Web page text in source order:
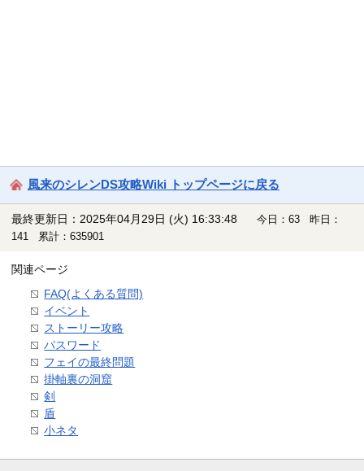
風来のシレンDS攻略Wiki トップページに戻る
最終更新日：2025年04月29日 (火) 16:33:48
今日：63 昨日：
141 累計：635901
関連ページ
FAQ(よくある質問)
イベント
ストーリー攻略
パスワード
フェイの最終問題
掛軸裏の洞窟
剣
盾
小ネタ